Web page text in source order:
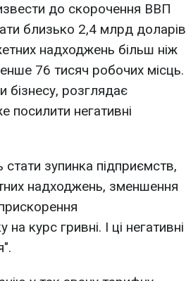
до скорочення ВВП
близько 2,4 млрд доларів
надходжень більш ніж
76 тисяч робочих місць.
бізнесу, розглядає
посилити негативні
зупинка підприємств,
надходжень, зменшення
на курс гривні. І ці негативні